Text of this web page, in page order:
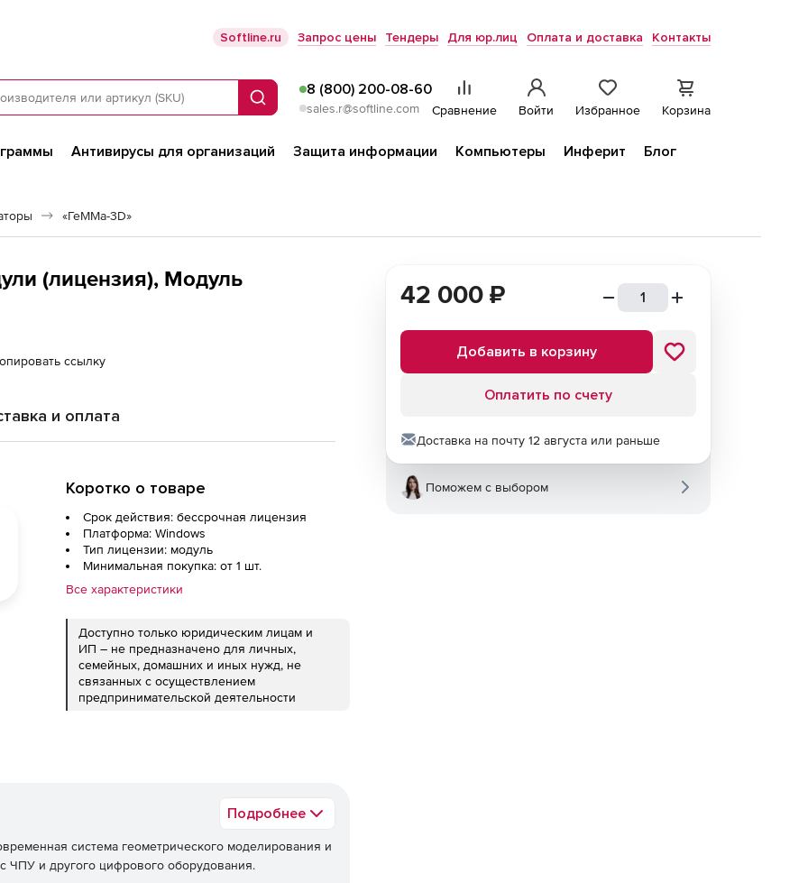
Softline.ru Запрос цены Тендеры Для юр.лиц Оплата и доставка Контакты
Поиск
8 (800) 200-08-60
sales.r@softline.com Сравнение Войти Избранное Корзина
Антивирусы для организаций Защита информации Компьютеры Инферит
Блог
«ГеММа-3D»
(лицензия), Модуль
ссылку
и оплата
Коротко о товаре
Срок действия: бессрочная лицензия
Платформа: Windows
Тип лицензии: модуль
Минимальная покупка: от 1 шт.
Все характеристики
Доступно только юридическим лицам и
ИП – не предназначено для личных,
семейных, домашних и иных нужд, не
связанных с осуществлением
предпринимательской деятельности
Подробнее
система геометрического моделирования и
ЧПУ и другого цифрового оборудования.
42 000 ₽
Добавить в корзину
Оплатить по счету
Доставка на почту 12 августа или раньше
Поможем с выбором